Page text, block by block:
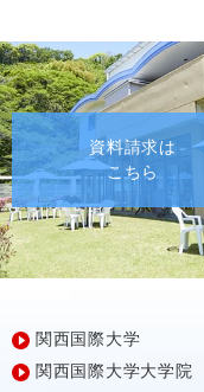
資料請求は
こちら
関西国際大学
関西国際大学大学院